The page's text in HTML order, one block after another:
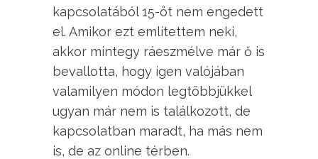
kapcsolatából 15-öt nem engedett
el. Amikor ezt említettem neki,
akkor mintegy ráeszmélve már ő is
bevallotta, hogy igen valójában
valamilyen módon legtöbbjükkel
ugyan már nem is találkozott, de
kapcsolatban maradt, ha más nem
is, de az online térben.